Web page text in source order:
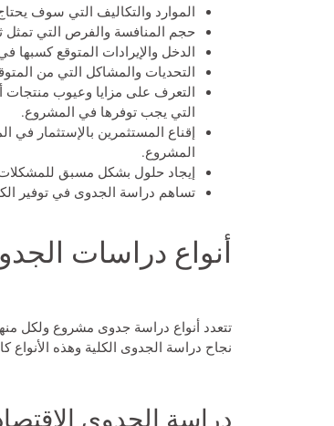
الموارد والتكاليف التي سوف
حجم المنافسة والفرص التي تمثل
الدخل والإيرادات المتوقع كسبها
التحديات والمشاكل التي من
التعرف على مزايا وعيوب
التي يجب توفرها في المشروع.
إقناع المستثمرين بالإستثمار في
المشروع.
إيجاد حلول بشكل مسبق للمشكلات
تساهم دراسة الجدوى في توفير
أنواع دراسات
تتعدد أنواع دراسة جدوى مشروع ولكل
نجاح دراسة الجدوى الكلية وهذه الأنواع
دراسة الجدوى